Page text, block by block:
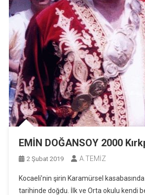
EMİN DOĞANSOY 2000
2 Şubat 2019 A.TEMİZ
Kocaeli’nin şirin Karamürsel
tarihinde doğdu. İlk ve Orta okulu kendi